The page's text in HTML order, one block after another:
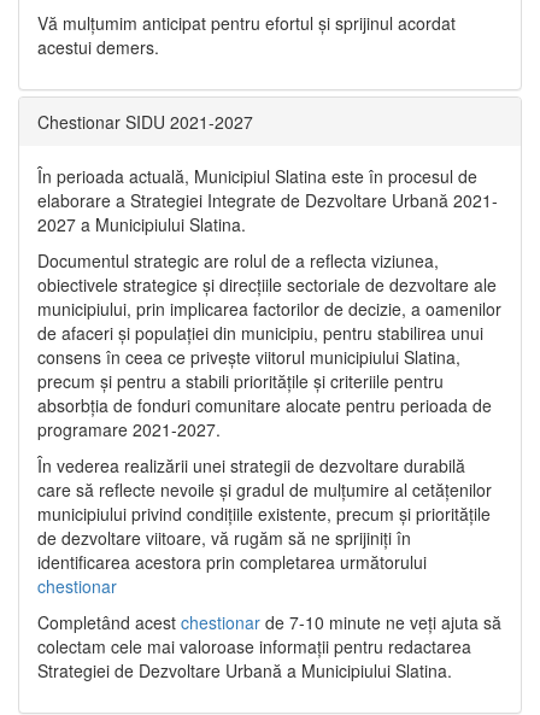
Vă mulţumim anticipat pentru efortul şi sprijinul acordat
acestui demers.
Chestionar SIDU 2021-2027
În perioada actuală, Municipiul Slatina este în procesul de
elaborare a Strategiei Integrate de Dezvoltare Urbană 2021‐
2027 a Municipiului Slatina.
Documentul strategic are rolul de a reflecta viziunea,
obiectivele strategice și direcțiile sectoriale de dezvoltare ale
municipiului, prin implicarea factorilor de decizie, a oamenilor
de afaceri și populației din municipiu, pentru stabilirea unui
consens în ceea ce privește viitorul municipiului Slatina,
precum și pentru a stabili prioritățile și criteriile pentru
absorbția de fonduri comunitare alocate pentru perioada de
programare 2021-2027.
În vederea realizării unei strategii de dezvoltare durabilă
care să reflecte nevoile și gradul de mulțumire al cetățenilor
municipiului privind condițiile existente, precum și prioritățile
de dezvoltare viitoare, vă rugăm să ne sprijiniți în
identificarea acestora prin completarea următorului
chestionar
Completând acest chestionar de 7-10 minute ne veți ajuta să
colectam cele mai valoroase informații pentru redactarea
Strategiei de Dezvoltare Urbană a Municipiului Slatina.